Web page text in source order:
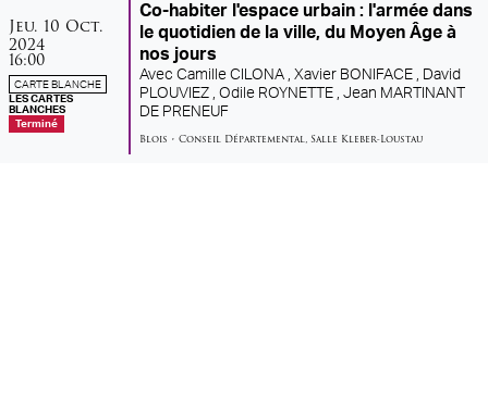
jeudi
Jeu. 10 octobre
Oct.
2024
16:00
CARTE BLANCHE
LES CARTES
BLANCHES
Terminé
Co-habiter l'espace urbain : l'armée dans
le quotidien de la ville, du Moyen Âge à
nos jours
Avec Camille CILONA , Xavier BONIFACE , David
PLOUVIEZ , Odile ROYNETTE , Jean MARTINANT
DE PRENEUF
Blois • Conseil Départemental, Salle Kleber-Loustau